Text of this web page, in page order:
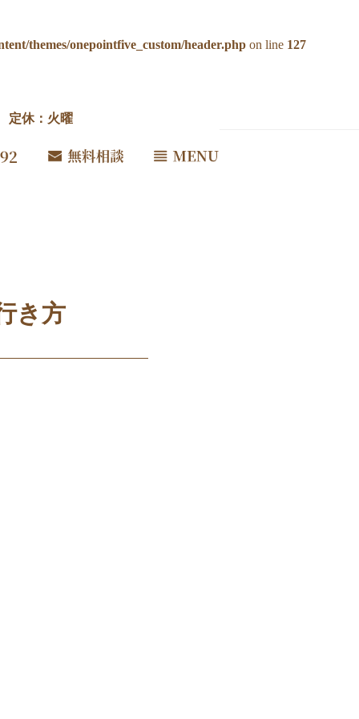
themes/onepointfive_custom/header.php on line 127
定休：火曜
き方